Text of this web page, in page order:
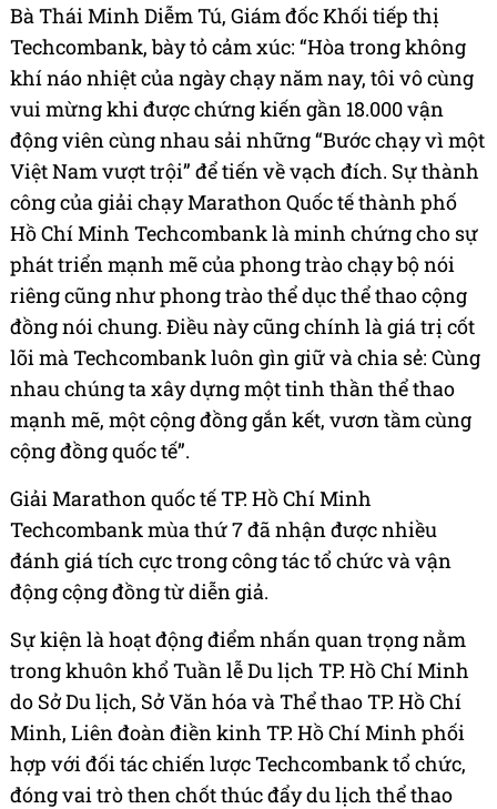
Bà Thái Minh Diễm Tú, Giám đốc Khối tiếp thị
Techcombank, bày tỏ cảm xúc: “Hòa trong không
khí náo nhiệt của ngày chạy năm nay, tôi vô cùng
vui mừng khi được chứng kiến gần 18.000 vận
động viên cùng nhau sải những “Bước chạy vì một
Việt Nam vượt trội” để tiến về vạch đích. Sự thành
công của giải chạy Marathon Quốc tế thành phố
Hồ Chí Minh Techcombank là minh chứng cho sự
phát triển mạnh mẽ của phong trào chạy bộ nói
riêng cũng như phong trào thể dục thể thao cộng
đồng nói chung. Điều này cũng chính là giá trị cốt
lõi mà Techcombank luôn gìn giữ và chia sẻ: Cùng
nhau chúng ta xây dựng một tinh thần thể thao
mạnh mẽ, một cộng đồng gắn kết, vươn tầm cùng
cộng đồng quốc tế”.
Giải Marathon quốc tế TP. Hồ Chí Minh
Techcombank mùa thứ 7 đã nhận được nhiều
đánh giá tích cực trong công tác tổ chức và vận
động cộng đồng từ diễn giả.
Sự kiện là hoạt động điểm nhấn quan trọng nằm
trong khuôn khổ Tuần lễ Du lịch TP. Hồ Chí Minh
do Sở Du lịch, Sở Văn hóa và Thể thao TP. Hồ Chí
Minh, Liên đoàn điền kinh TP. Hồ Chí Minh phối
hợp với đối tác chiến lược Techcombank tổ chức,
đóng vai trò then chốt thúc đẩy du lịch thể thao